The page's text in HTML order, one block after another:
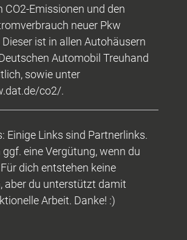
CO2-Emissionen und den
neuer Pkw
ist in allen Autohäusern
Automobil Treuhand
sowie unter
co2/.
Einige Links sind Partnerlinks.
eine Vergütung, wenn du
dich entstehen keine
aber du unterstützt damit
Arbeit. Danke! :)